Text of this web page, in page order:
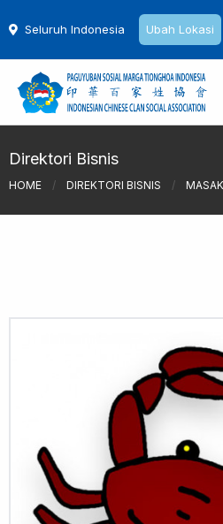
Seluruh Indonesia Ubah Lokasi
Direktori Bisnis
HOME / DIREKTORI BISNIS /